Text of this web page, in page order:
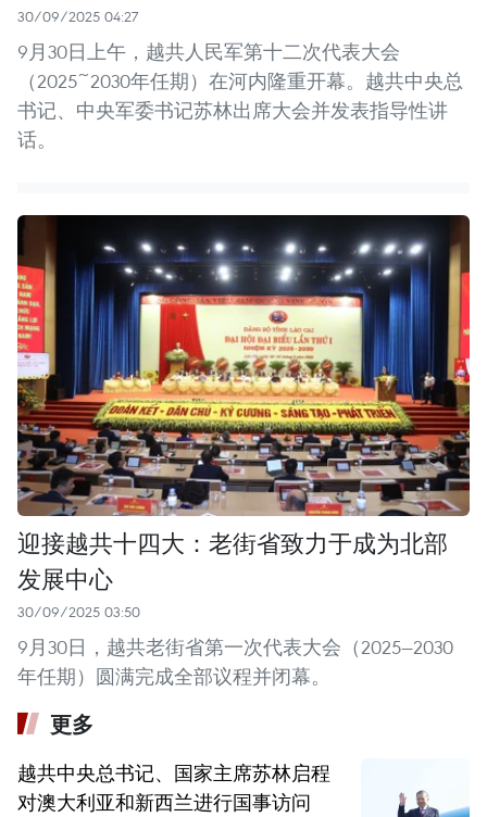
30/09/2025 04:27
9月30日上午，越共人民军第十二次代表大会
（2025~2030年任期）在河内隆重开幕。越共中央总
书记、中央军委书记苏林出席大会并发表指导性讲
话。
迎接越共十四大：老街省致力于成为北部
发展中心
30/09/2025 03:50
9月30日，越共老街省第一次代表大会（2025—2030
年任期）圆满完成全部议程并闭幕。
更多
越共中央总书记、国家主席苏林启程
对澳大利亚和新西兰进行国事访问